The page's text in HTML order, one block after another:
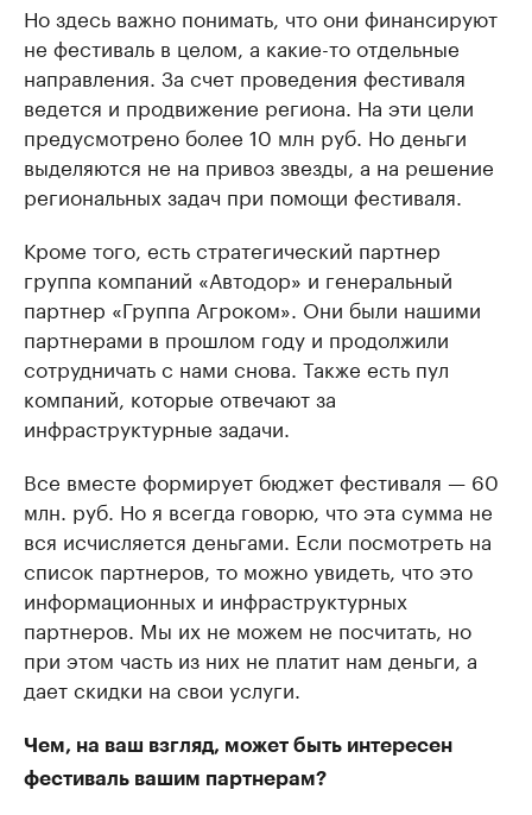
Но здесь важно понимать, что они финансируют
не фестиваль в целом, а какие-то отдельные
направления. За счет проведения фестиваля
ведется и продвижение региона. На эти цели
предусмотрено более 10 млн руб. Но деньги
выделяются не на привоз звезды, а на решение
региональных задач при помощи фестиваля.
Кроме того, есть стратегический партнер
группа компаний «Автодор» и генеральный
партнер «Группа Агроком». Они были нашими
партнерами в прошлом году и продолжили
сотрудничать с нами снова. Также есть пул
компаний, которые отвечают за
инфраструктурные задачи.
Все вместе формирует бюджет фестиваля — 60
млн. руб. Но я всегда говорю, что эта сумма не
вся исчисляется деньгами. Если посмотреть на
список партнеров, то можно увидеть, что это
информационных и инфраструктурных
партнеров. Мы их не можем не посчитать, но
при этом часть из них не платит нам деньги, а
дает скидки на свои услуги.
Чем, на ваш взгляд, может быть интересен
фестиваль вашим партнерам?